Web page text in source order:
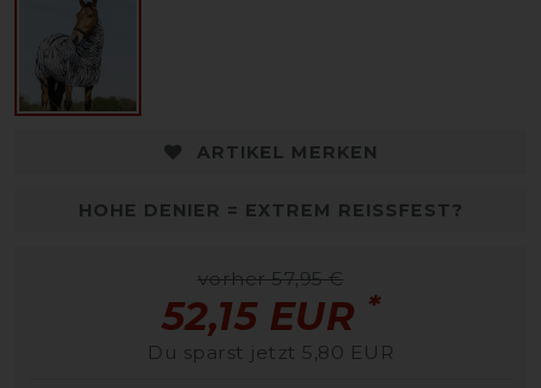
ARTIKEL MERKEN
HOHE DENIER = EXTREM REISSFEST?
vorher 57,95 €
52,15 EUR *
Du sparst jetzt 5,80 EUR